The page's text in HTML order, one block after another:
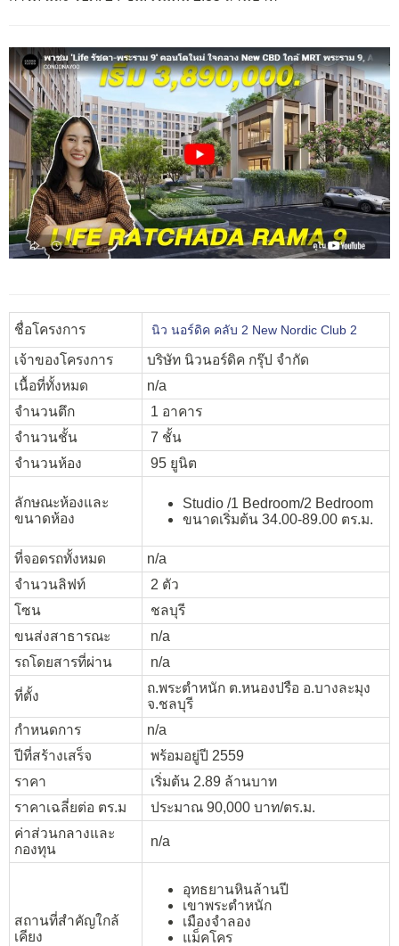
ชื่อโครงการ นิว นอร์ดิค คลับ 2 New Nordic Club 2
เจ้าของโครงการ
บริษัท นิวนอร์ดิค กรุ๊ป จำกัด
เนื้อที่ทั้งหมด
n/a
จำนวนตึก
1 อาคาร
จำนวนชั้น
7 ชั้น
จำนวนห้อง
95 ยูนิต
ลักษณะห้องและ
ขนาดห้อง
Studio /1 Bedroom/2 Bedroom
ขนาดเริ่มต้น 34.00-89.00 ตร.ม.
ที่จอดรถทั้งหมด
n/a
จำนวนลิฟท์
2 ตัว
โซน
ชลบุรี
ขนส่งสาธารณะ
n/a
รถโดยสารที่ผ่าน
n/a
ที่ตั้ง
ถ.พระตำหนัก ต.หนองปรือ อ.บางละมุง
จ.ชลบุรี
กำหนดการ
n/a
ปีที่สร้างเสร็จ
พร้อมอยู่ปี 2559
ราคา
เริ่มต้น 2.89 ล้านบาท
ราคาเฉลี่ยต่อ ตร.ม
ประมาณ 90,000 บาท/ตร.ม.
ค่าส่วนกลางและ
กองทุน
n/a
สถานที่สำคัญใกล้
เคียง
อุทธยานหินล้านปี
เขาพระตำหนัก
เมืองจำลอง
แม็คโคร